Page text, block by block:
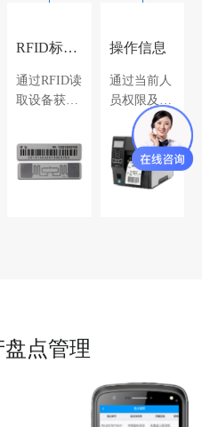
RFID标签信息
通过RFID读
取设备获取
操作信息
通过当前人
员权限及填
写信息或操
作过程中自
动生成。
点管理